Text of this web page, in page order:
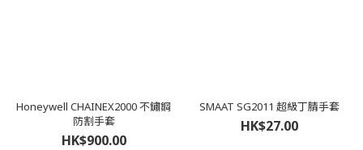
Honeywell CHAINEX2000 不鏽鋼
防割手套
HK$900.00
SMAAT SG2011 超級丁腈手套
HK$27.00